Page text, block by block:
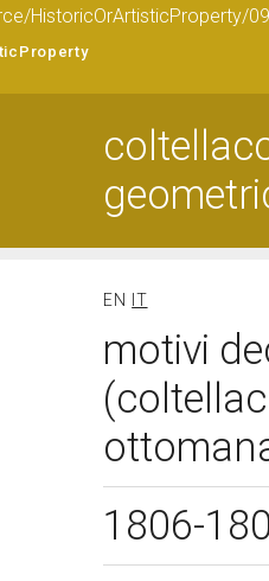
HistoricOrArtisticProperty/
EN IT
motivi
1806-